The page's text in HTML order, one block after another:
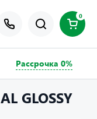
0
Рассрочка 0%
GLOSSY